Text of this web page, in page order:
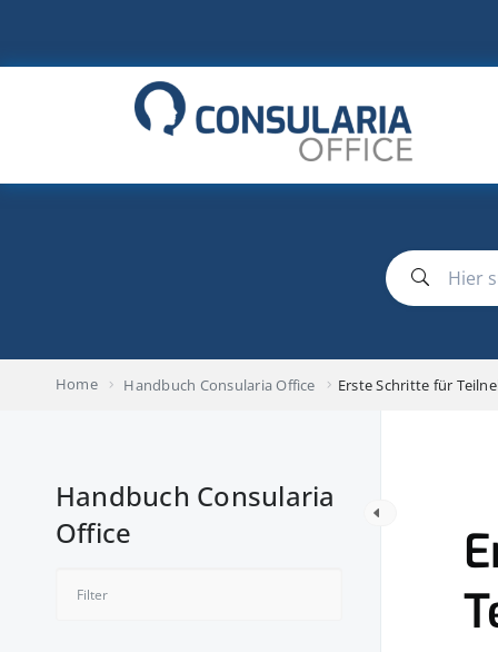
springen
Home Handbuch Consularia Office Erste Schritte für
Handbuch Consularia
Office